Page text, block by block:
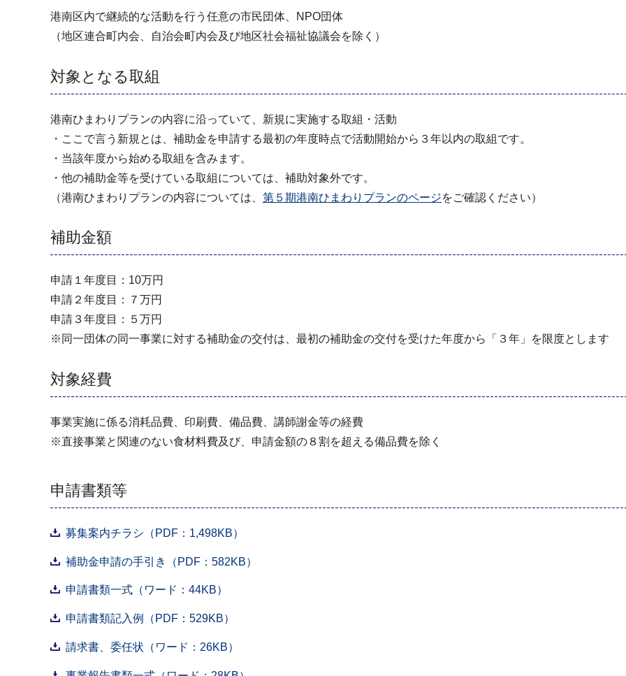
港南区内で継続的な活動を行う任意の市民団体、NPO団体
（地区連合町内会、自治会町内会及び地区社会福祉協議会を除く）
対象となる取組
港南ひまわりプランの内容に沿っていて、新規に実施する取組・活動
・ここで言う新規とは、補助金を申請する最初の年度時点で活動開始から３年以内の取組です。
・当該年度から始める取組を含みます。
・他の補助金等を受けている取組については、補助対象外です。
（港南ひまわりプランの内容については、 第５期港南ひまわりプランのページをご確認ください）
補助金額
申請１年度目：10万円
申請２年度目：７万円
申請３年度目：５万円
※同一団体の同一事業に対する補助金の交付は、最初の補助金の交付を受けた年度から「３年」を限度とします
対象経費
事業実施に係る消耗品費、印刷費、備品費、講師謝金等の経費
※直接事業と関連のない食材料費及び、申請金額の８割を超える備品費を除く
申請書類等
募集案内チラシ（PDF：1,498KB）
補助金申請の手引き（PDF：582KB）
申請書類一式（ワード：44KB）
申請書類記入例（PDF：529KB）
請求書、委任状（ワード：26KB）